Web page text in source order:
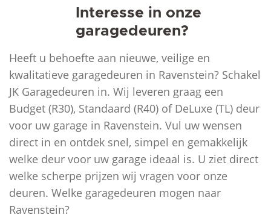
Interesse in onze
garagedeuren?
Heeft u behoefte aan nieuwe, veilige en
kwalitatieve garagedeuren in Ravenstein? Schakel
JK Garagedeuren in. Wij leveren graag een
Budget (R30), Standaard (R40) of DeLuxe (TL) deur
voor uw garage in Ravenstein. Vul uw wensen
direct in en ontdek snel, simpel en gemakkelijk
welke deur voor uw garage ideaal is. U ziet direct
welke scherpe prijzen wij vragen voor onze
deuren. Welke garagedeuren mogen naar
Ravenstein?